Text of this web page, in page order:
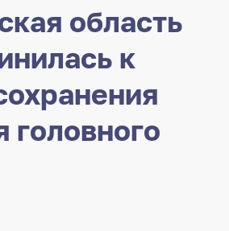
область
к
головного